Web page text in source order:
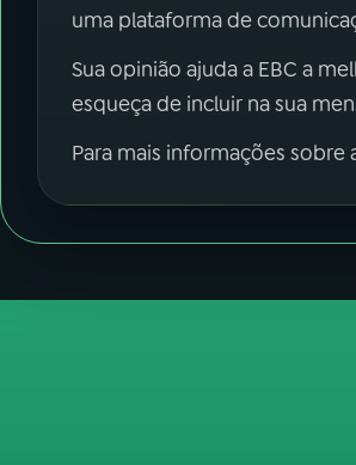
uma plataforma de
Sua opinião ajuda a EBC a
esqueça de incluir na sua
Para mais informações sobre